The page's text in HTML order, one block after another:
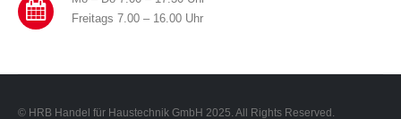
Freitags 7.00 – 16.00 Uhr
© HRB Handel für Haustechnik GmbH 2025. All Rights Reserved.